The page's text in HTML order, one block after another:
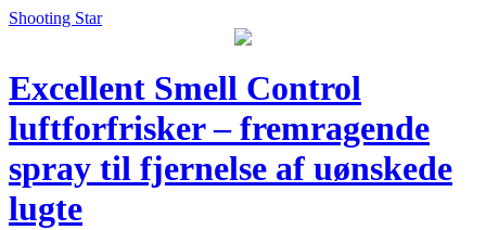
Shooting Star
Excellent Smell Control
luftforfrisker – fremragende
spray til fjernelse af uønskede
lugte